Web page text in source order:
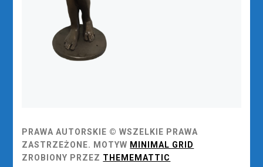
PRAWA AUTORSKIE © WSZELKIE PRAWA
ZASTRZEŻONE. MOTYW MINIMAL GRID
ZROBIONY PRZEZ THEMEMATTIC